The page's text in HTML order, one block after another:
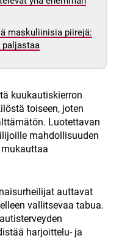
maskuliinisia piirejä:
kuukautiskierron
toiseen, joten
Luotettavan
mahdollisuuden
auttavat
vallitsevaa tabua.
harjoittelu- ja